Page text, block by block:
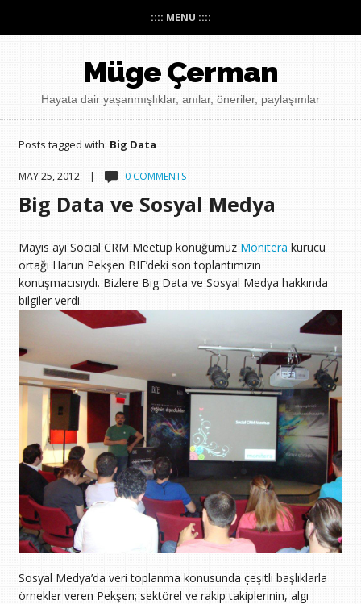
:::: MENU ::::
Müge Çerman
Hayata dair yaşanmışlıklar, anılar, öneriler, paylaşımlar
Posts tagged with: Big Data
MAY 25, 2012 | 0 COMMENTS
Big Data ve Sosyal Medya
Mayıs ayı Social CRM Meetup konuğumuz Monitera kurucu
ortağı Harun Pekşen BIE’deki son toplantımızın
konuşmacısıydı. Bizlere Big Data ve Sosyal Medya hakkında
bilgiler verdi.
Sosyal Medya’da veri toplanma konusunda çeşitli başlıklarla
örnekler veren Pekşen; sektörel ve rakip takiplerinin, algı